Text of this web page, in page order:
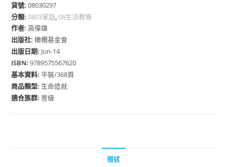
貨號:08030297
分類:0803家庭,08生活教導
作者:高偉雄
出版社:橄欖基金會
出版日期: Jun-14
ISBN:9789575567620
基本資料:平裝/368頁
商品類型: 生命造就
適合族群:普級
描述